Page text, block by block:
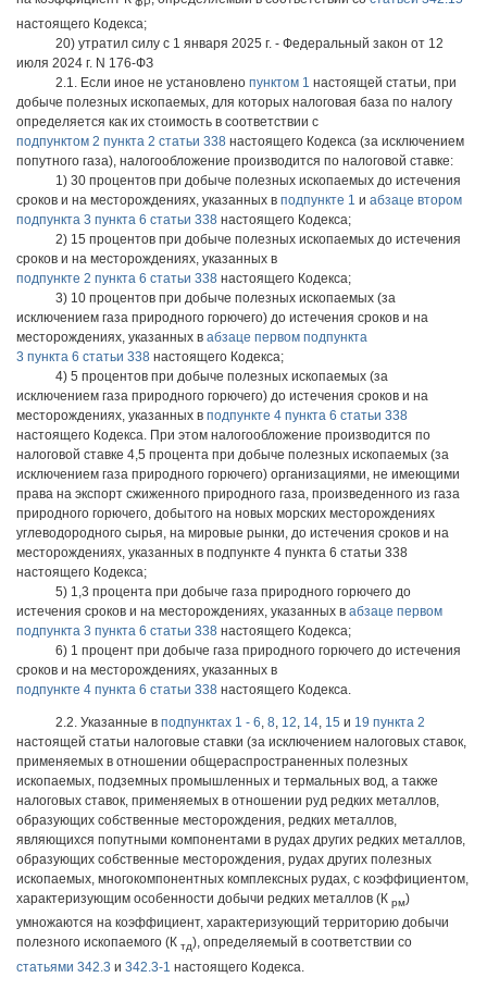
ФР
настоящего Кодекса;
20) утратил силу с 1 января 2025 г. - Федеральный закон от 12
июля 2024 г. N 176-ФЗ
2.1. Если иное не установлено пунктом 1 настоящей статьи, при
добыче полезных ископаемых, для которых налоговая база по налогу
определяется как их стоимость в соответствии с
подпунктом 2 пункта 2 статьи 338 настоящего Кодекса (за исключением
попутного газа), налогообложение производится по налоговой ставке:
1) 30 процентов при добыче полезных ископаемых до истечения
сроков и на месторождениях, указанных в подпункте 1 и абзаце втором
подпункта 3 пункта 6 статьи 338 настоящего Кодекса;
2) 15 процентов при добыче полезных ископаемых до истечения
сроков и на месторождениях, указанных в
подпункте 2 пункта 6 статьи 338 настоящего Кодекса;
3) 10 процентов при добыче полезных ископаемых (за
исключением газа природного горючего) до истечения сроков и на
месторождениях, указанных в абзаце первом подпункта
3 пункта 6 статьи 338 настоящего Кодекса;
4) 5 процентов при добыче полезных ископаемых (за
исключением газа природного горючего) до истечения сроков и на
месторождениях, указанных в подпункте 4 пункта 6 статьи 338
настоящего Кодекса. При этом налогообложение производится по
налоговой ставке 4,5 процента при добыче полезных ископаемых (за
исключением газа природного горючего) организациями, не имеющими
права на экспорт сжиженного природного газа, произведенного из газа
природного горючего, добытого на новых морских месторождениях
углеводородного сырья, на мировые рынки, до истечения сроков и на
месторождениях, указанных в подпункте 4 пункта 6 статьи 338
настоящего Кодекса;
5) 1,3 процента при добыче газа природного горючего до
истечения сроков и на месторождениях, указанных в абзаце первом
подпункта 3 пункта 6 статьи 338 настоящего Кодекса;
6) 1 процент при добыче газа природного горючего до истечения
сроков и на месторождениях, указанных в
подпункте 4 пункта 6 статьи 338 настоящего Кодекса.
2.2. Указанные в подпунктах 1 - 6 8 12 14 15 и 19 пункта 2
настоящей статьи налоговые ставки (за исключением налоговых ставок,
применяемых в отношении общераспространенных полезных
ископаемых, подземных промышленных и термальных вод, а также
налоговых ставок, применяемых в отношении руд редких металлов,
образующих собственные месторождения, редких металлов,
являющихся попутными компонентами в рудах других редких металлов,
образующих собственные месторождения, рудах других полезных
ископаемых, многокомпонентных комплексных рудах, с коэффициентом,
характеризующим особенности добычи редких металлов (К рм)
умножаются на коэффициент, характеризующий территорию добычи
полезного ископаемого (К тд), определяемый в соответствии со
статьями 342.3 и 342.3-1 настоящего Кодекса.